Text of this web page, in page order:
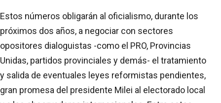
Estos números obligarán al oficialismo, durante los
próximos dos años, a negociar con sectores
opositores dialoguistas -como el PRO, Provincias
Unidas, partidos provinciales y demás- el tratamiento
y salida de eventuales leyes reformistas pendientes,
gran promesa del presidente Milei al electorado local